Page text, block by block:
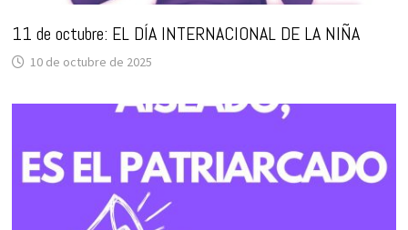
11 de octubre: EL DÍA INTERNACIONAL DE LA NIÑA
10 de octubre de 2025